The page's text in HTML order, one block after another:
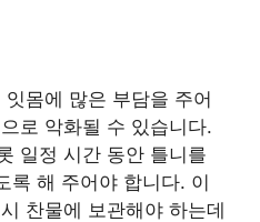
몸에 많은 부담을 주어
로 악화될 수 있습니다.
일정 시간 동안 틀니를
록 해 주어야 합니다. 이
찬물에 보관해야 하는데